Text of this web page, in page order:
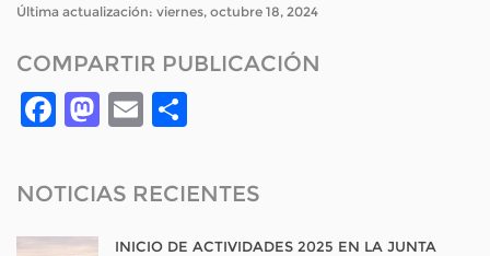
Última actualización: viernes, octubre 18, 2024
COMPARTIR PUBLICACIÓN
Facebook
Mastodon
Email
NOTICIAS RECIENTES
INICIO DE ACTIVIDADES 2025 EN LA JUNTA